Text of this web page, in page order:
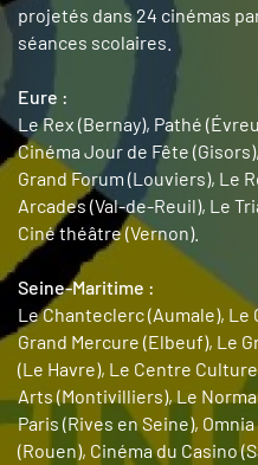
projetés dans 24 cinémas
séances scolaires.
Eure :
Le Rex (Bernay), Pathé
Cinéma Jour de Fête
Grand Forum (Louviers), Le
Arcades (Val-de-Reuil), Le
Ciné théâtre (Vernon).
Seine-Maritime :
Le Chanteclerc (Aumale), Le
Grand Mercure (Elbeuf), Le
(Le Havre), Le Centre
Arts (Montivilliers), Le
Paris (Rives en Seine),
(Rouen), Cinéma du Casino